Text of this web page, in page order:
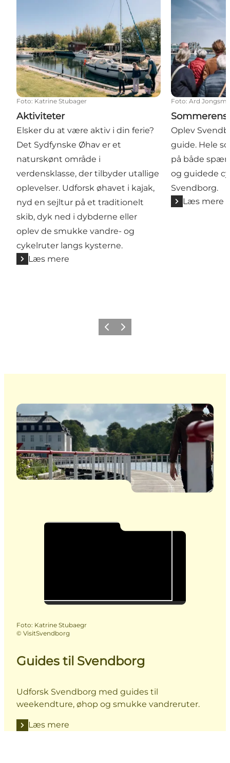
Foto: Katrine Stubager
Aktiviteter
Elsker du at være aktiv i din ferie?
Det Sydfynske Øhav er et
naturskønt område i
verdensklasse, der tilbyder utallige
oplevelser. Udforsk øhavet i kajak,
nyd en sejltur på et traditionelt
skib, dyk ned i dybderne eller
oplev de smukke vandre- og
cykelruter langs kysterne.
Læs mere
Foto: Ard
Oplev
guide. Hele
på både
og guidede
Svendborg.
Læs mere
Forrige billede
Næste billede
Foto: Katrine Stubaegr
© VisitSvendborg
Guides til Svendborg
Udforsk Svendborg med guides til
weekendture, øhop og smukke vandreruter.
Læs mere